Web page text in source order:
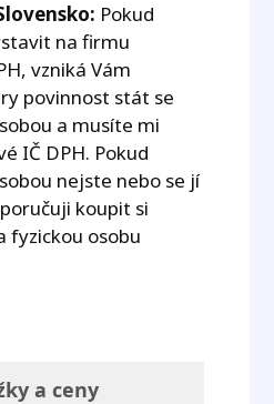
Pokud
na firmu
vzniká Vám
povinnost stát se
a musíte mi
IČ DPH. Pokud
nejste nebo se jí
koupit si
fyzickou osobu
a ceny